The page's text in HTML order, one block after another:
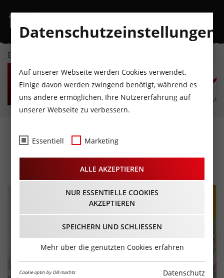
EVENTKALENDER
FR
7
AUGUST
SA
8
AUGUST
SO
9
AUGUST
MO
10
AUGUST
DI
11
AUGUST
Interviews · News · Reviews
Datenschutzeinstellungen
Auf unserer Webseite werden Cookies verwendet.
Einige davon werden zwingend benötigt, während es
uns andere ermöglichen, Ihre Nutzererfahrung auf
unserer Webseite zu verbessern.
Essentiell Marketing
ALLE AKZEPTIEREN
NUR ESSENTIELLE COOKIES
AKZEPTIEREN
SPEICHERN UND SCHLIESSEN
Mehr über die genutzten Cookies erfahren
Cookie optin by Olli machts Datenschutz